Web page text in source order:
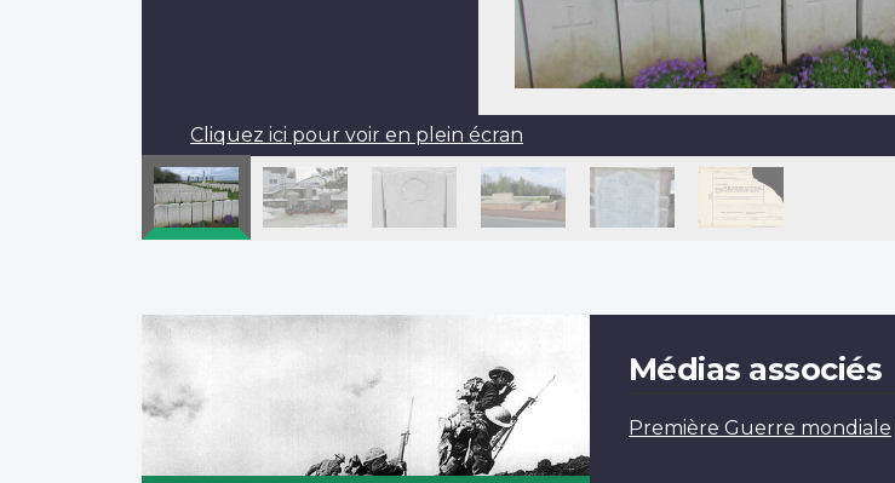
Cliquez ici pour voir en plein écran
Médias associés
Première Guerre mondiale